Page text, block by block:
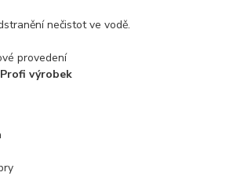
nečistot ve vodě.
provedení
Profi výrobek